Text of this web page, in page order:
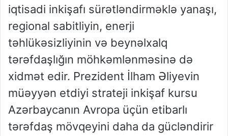
iqtisadi inkişafı sürətləndirməklə yanaşı,
regional sabitliyin, enerji
təhlükəsizliyinin və beynəlxalq
tərəfdaşlığın möhkəmlənməsinə də
xidmət edir. Prezident İlham Əliyevin
müəyyən etdiyi strateji inkişaf kursu
Azərbaycanın Avropa üçün etibarlı
tərəfdaş mövqeyini daha da gücləndirir